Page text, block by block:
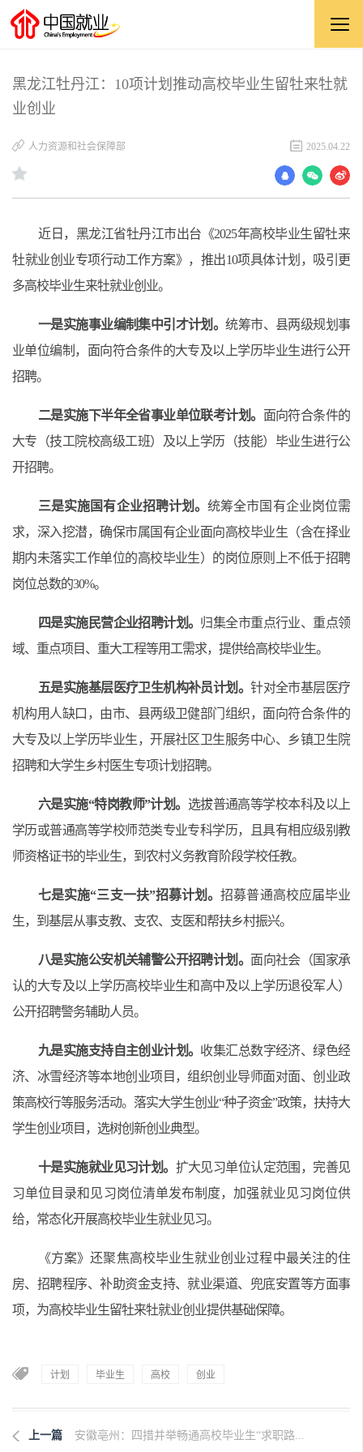
黑龙江牡丹江：10项计划推动高校毕业生留牡来牡就
业创业
人力资源和社会保障部 2025.04.22
近日，黑龙江省牡丹江市出台《2025年高校毕业生留牡来
牡就业创业专项行动工作方案》，推出10项具体计划，吸引更
多高校毕业生来牡就业创业。
一是实施事业编制集中引才计划。统筹市、县两级规划事
业单位编制，面向符合条件的大专及以上学历毕业生进行公开
招聘。
二是实施下半年全省事业单位联考计划。 面向符合条件的
大专（技工院校高级工班）及以上学历（技能）毕业生进行公
开招聘。
三是实施国有企业招聘计划。统筹全市国有企业岗位需
求，深入挖潜，确保市属国有企业面向高校毕业生（含在择业
期内未落实工作单位的高校毕业生）的岗位原则上不低于招聘
岗位总数的30%。
四是实施民营企业招聘计划。 归集全市重点行业、重点领
域、重点项目、重大工程等用工需求，提供给高校毕业生。
五是实施基层医疗卫生机构补员计划。针对全市基层医疗
机构用人缺口，由市、县两级卫健部门组织，面向符合条件的
大专及以上学历毕业生，开展社区卫生服务中心、乡镇卫生院
招聘和大学生乡村医生专项计划招聘。
六是实施“特岗教师”计划。 选拔普通高等学校本科及以上
学历或普通高等学校师范类专业专科学历，且具有相应级别教
师资格证书的毕业生，到农村义务教育阶段学校任教。
七是实施“三支一扶”招募计划。招募普通高校应届毕业
生，到基层从事支教、支农、支医和帮扶乡村振兴。
八是实施公安机关辅警公开招聘计划。 面向社会（国家承
认的大专及以上学历高校毕业生和高中及以上学历退役军人）
公开招聘警务辅助人员。
九是实施支持自主创业计划。 收集汇总数字经济、绿色经
济、冰雪经济等本地创业项目，组织创业导师面对面、创业政
策高校行等服务活动。落实大学生创业“种子资金”政策，扶持大
学生创业项目，选树创新创业典型。
十是实施就业见习计划。 扩大见习单位认定范围，完善见
习单位目录和见习岗位清单发布制度，加强就业见习岗位供
给，常态化开展高校毕业生就业见习。
《方案》还聚焦高校毕业生就业创业过程中最关注的住
房、招聘程序、补助资金支持、就业渠道、兜底安置等方面事
项，为高校毕业生留牡来牡就业创业提供基础保障。
计划 毕业生 高校 创业
上一篇 安徽亳州：四措并举畅通高校毕业生“求职路...